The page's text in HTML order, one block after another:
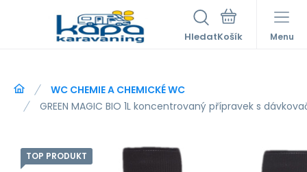
Hledat Menu
WC CHEMIE A CHEMICKÉ WC
GREEN MAGIC BIO 1L koncentrovaný přípravek s
TOP PRODUKT